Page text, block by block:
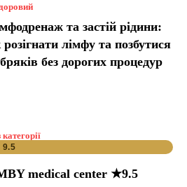
та застій рідини:
розігнати лімфу та позбутися
без дорогих процедур
категорії
medical center ★9.5